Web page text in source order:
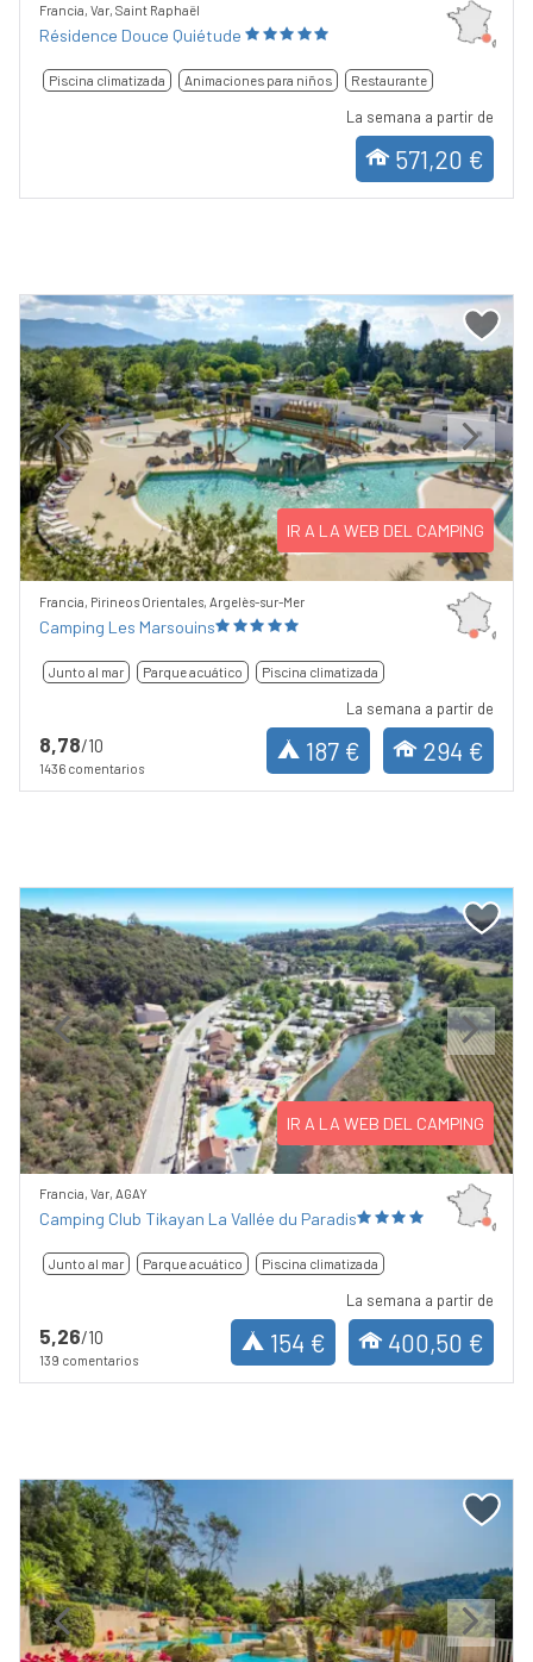
Francia, Var, Saint Raphaël
Résidence Douce Quiétude
Piscina climatizada Animaciones para niños Restaurante
La semana a partir de
571,20 €
Previous Next
IR A LA WEB DEL CAMPING
Francia, Pirineos Orientales, Argelès-sur-Mer
Camping Les Marsouins
Junto al mar Parque acuático Piscina climatizada
8,78/10
1436 comentarios
La semana a partir de
187 € 294 €
Previous Next
IR A LA WEB DEL CAMPING
Francia, Var, AGAY
Camping Club Tikayan La Vallée du Paradis
Junto al mar Parque acuático Piscina climatizada
5,26/10
139 comentarios
La semana a partir de
154 € 400,50 €
Previous Next